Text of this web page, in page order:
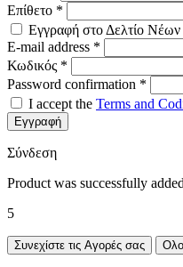
Επίθετο *
Εγγραφή στο Δελτίο Νέων
E-mail address *
Κωδικός *
Password confirmation *
I accept the Terms and
Εγγραφή
Σύνδεση
Product was successfully
5
Συνεχίστε τις Αγορές σας